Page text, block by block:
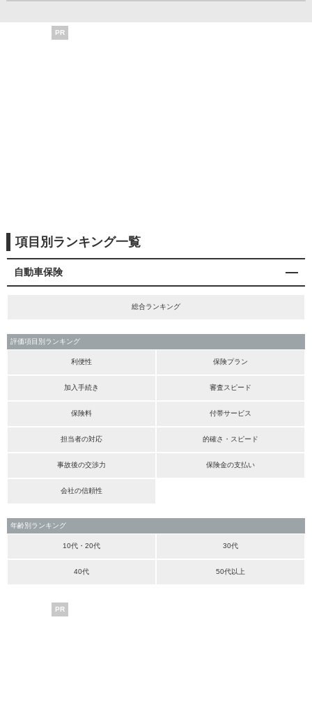
PR
項目別ランキング一覧
自動車保険
総合ランキング
評価項目別ランキング
利便性 保険プラン
加入手続き 審査スピード
保険料 付帯サービス
担当者の対応 的確さ・スピード
事故後の交渉力 保険金の支払い
会社の信頼性
年齢別ランキング
10代・20代 30代
40代 50代以上
PR